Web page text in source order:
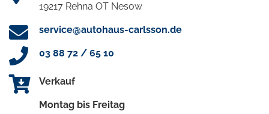
19217 Rehna OT Nesow
service@autohaus-carlsson.de
03 88 72 / 65 10
Verkauf
Montag bis Freitag